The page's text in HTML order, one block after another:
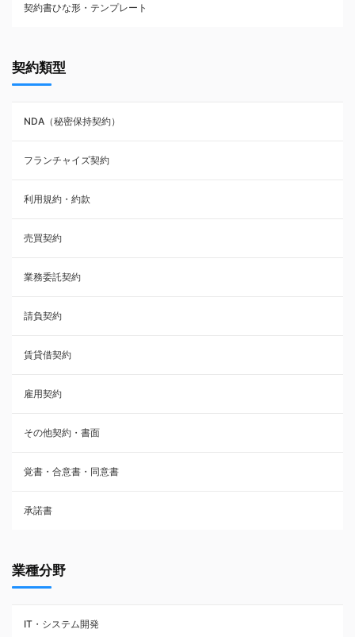
契約書ひな形・テンプレート
NDA（秘密保持契約）
業務委託契約
利用規約・約款
覚書・合意書・同意書
承諾書
雇用契約
その他契約・書面
売買契約
株主総会議事録・関連書類
請負契約
フランチャイズ契約
賃貸借契約
契約類型
NDA（秘密保持契約）
フランチャイズ契約
利用規約・約款
売買契約
業務委託契約
請負契約
賃貸借契約
雇用契約
その他契約・書面
覚書・合意書・同意書
承諾書
業種分野
IT・システム開発